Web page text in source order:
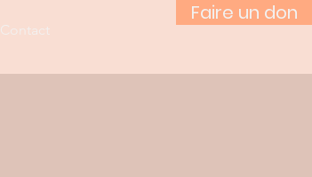
Faire un don
Contact